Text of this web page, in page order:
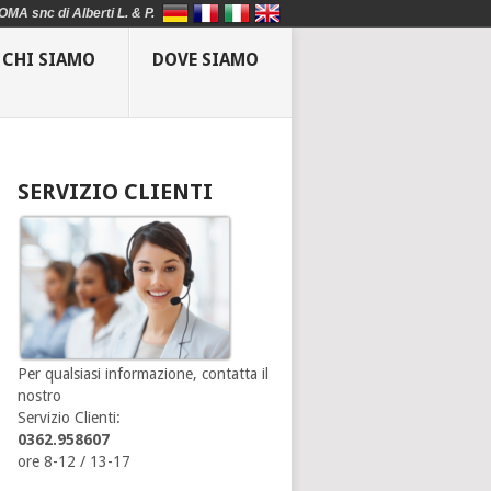
CHI SIAMO DOVE SIAMO
SERVIZIO CLIENTI
Per qualsiasi informazione, contatta il
nostro
Servizio Clienti:
0362.958607
ore 8-12 / 13-17
snc di Alberti L. & P.